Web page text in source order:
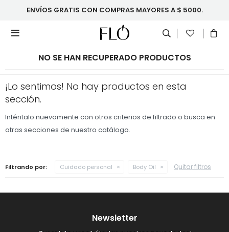
ENVÍOS GRATIS CON COMPRAS MAYORES A $ 5000.

NO SE HAN RECUPERADO PRODUCTOS
¡Lo sentimos! No hay productos en esta
sección.
Inténtalo nuevamente con otros criterios de filtrado o busca en
otras secciones de nuestro catálogo.
Filtrando por: Cuidado personal Body Oil Quitar filtros
Newsletter